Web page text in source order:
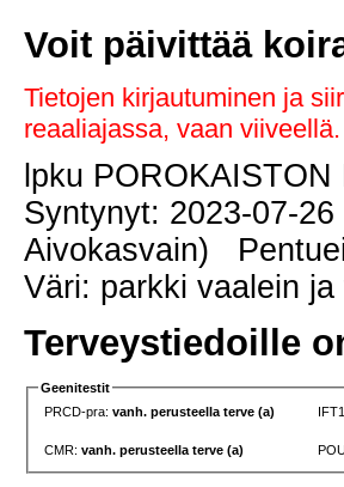
Voit päivittää
Tietojen kirjautuminen ja
reaaliajassa, vaan
lpku POROKAISTON
Syntynyt: 2023-07-
Aivokasvain)
Väri: parkki vaalein
Terveystiedoille
Geenitestit
PRCD-pra:vanh. perusteella terve (a)
CMR:vanh. perusteella terve (a)